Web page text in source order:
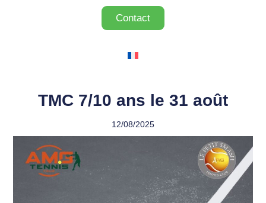
Contact
TMC 7/10 ans le 31 août
12/08/2025